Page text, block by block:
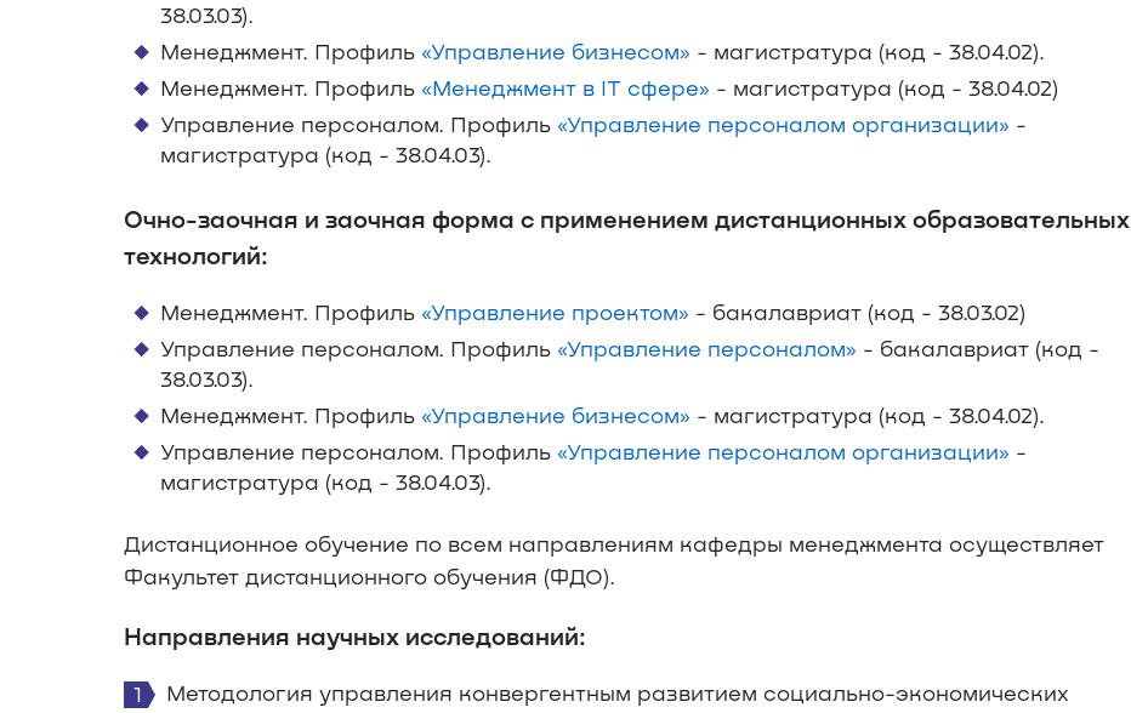
38.03.03).
Менеджмент. Профиль «Управление бизнесом» - магистратура (код - 38.04.02).
Менеджмент. Профиль «Менеджмент в IT сфере» - магистратура (код - 38.04.02)
Управление персоналом. Профиль «Управление персоналом организации» -
магистратура (код - 38.04.03).
Очно-заочная и заочная форма с применением дистанционных образовательных
технологий:
Менеджмент. Профиль «Управление проектом» - бакалавриат (код - 38.03.02)
Управление персоналом. Профиль «Управление персоналом» - бакалавриат (код -
38.03.03).
Менеджмент. Профиль «Управление бизнесом» - магистратура (код - 38.04.02).
Управление персоналом. Профиль «Управление персоналом организации» -
магистратура (код - 38.04.03).
Дистанционное обучение по всем направлениям кафедры менеджмента осуществляет
Факультет дистанционного обучения (ФДО).
Направления научных исследований:
Методология управления конвергентным развитием социально-экономических